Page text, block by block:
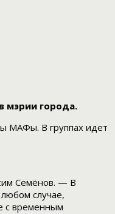
в мэрии города.
МАФы. В группах идет
Семёнов. — В
случае,
с временным